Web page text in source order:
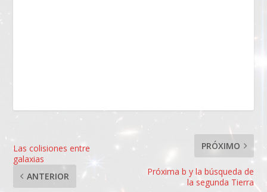
Las colisiones entre
galaxias
ANTERIOR
PRÓXIMO
Próxima b y la búsqueda de
la segunda Tierra